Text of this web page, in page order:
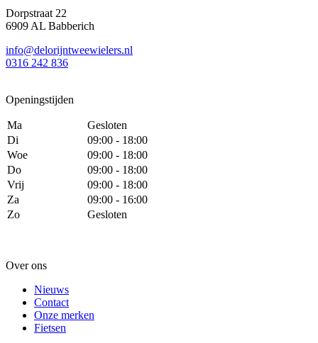
Dorpstraat 22
6909 AL Babberich
info@delorijntweewielers.nl
0316 242 836
Openingstijden
Ma
Gesloten
Di
09:00 - 18:00
Woe
09:00 - 18:00
Do
09:00 - 18:00
Vrij
09:00 - 18:00
Za
09:00 - 16:00
Zo
Gesloten
Over ons
Nieuws
Contact
Onze merken
Fietsen